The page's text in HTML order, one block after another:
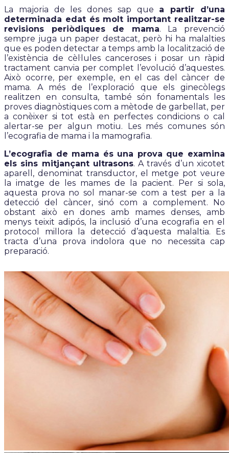
La majoria de les dones sap que a partir d’una
determinada edat és molt important realitzar-se
revisions periòdiques de mama. La prevenció
sempre juga un paper destacat, però hi ha malalties
que es poden detectar a temps amb la localització de
l’existència de cèl·lules canceroses i posar un ràpid
tractament canvia per complet l’evolució d’aquestes.
Això ocorre, per exemple, en el cas del càncer de
mama. A més de l’exploració que els ginecòlegs
realitzen en consulta, també són fonamentals les
proves diagnòstiques com a mètode de garbellat, per
a conèixer si tot està en perfectes condicions o cal
alertar-se per algun motiu. Les més comunes són
l’ecografia de mama i la mamografia.
L’ecografia de mama és una prova que examina
els sins mitjançant ultrasons. A través d’un xicotet
aparell, denominat transductor, el metge pot veure
la imatge de les mames de la pacient. Per si sola,
aquesta prova no sol manar-se com a test per a la
detecció del càncer, sinó com a complement. No
obstant això en dones amb mames denses, amb
menys teixit adipós, la inclusió d’una ecografia en el
protocol millora la detecció d’aquesta malaltia. Es
tracta d’una prova indolora que no necessita cap
preparació.